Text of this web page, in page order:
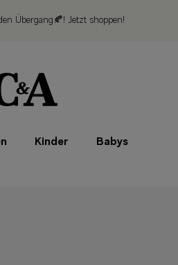
Übergang🍂! Jetzt shoppen!
Kinder Babys